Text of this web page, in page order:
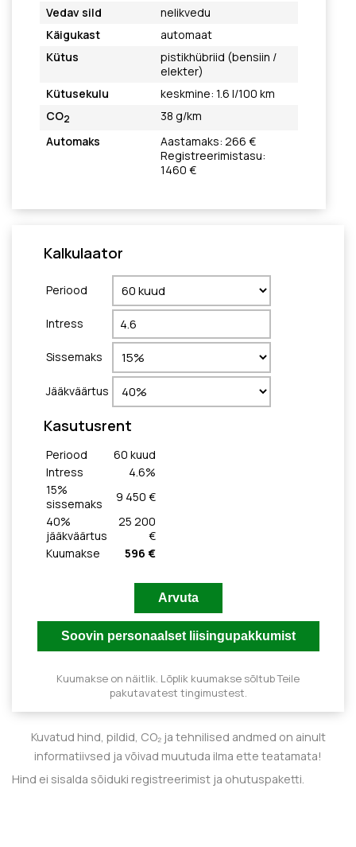
Vedav sild
nelikvedu
Käigukast
automaat
Kütus
pistikhübriid (bensiin /
elekter)
Kütusekulu
keskmine: 1.6 l/100 km
CO2
38 g/km
Automaks
Aastamaks: 266 €
Registreerimistasu:
1460 €
Kalkulaator
Periood
Intress
Sissemaks
Jääkväärtus
Kasutusrent
Periood 60 kuud
Intress
4.6%
15%
sissemaks
9 450 €
40%
jääkväärtus
25 200
€
Kuumakse
596 €
Kuumakse on näitlik. Lõplik kuumakse sõltub Teile
pakutavatest tingimustest.
Kuvatud hind, pildid, CO₂ ja tehnilised andmed on ainult
informatiivsed ja võivad muutuda ilma ette teatamata!
Hind ei sisalda sõiduki registreerimist ja ohutuspaketti.